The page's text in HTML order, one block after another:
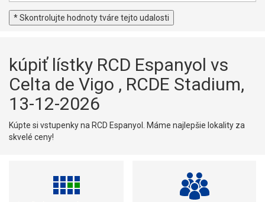
* Skontrolujte hodnoty tváre tejto udalosti
kúpiť lístky RCD Espanyol vs
Celta de Vigo , RCDE Stadium,
13-12-2026
Kúpte si vstupenky na RCD Espanyol. Máme najlepšie lokality za
skvelé ceny!